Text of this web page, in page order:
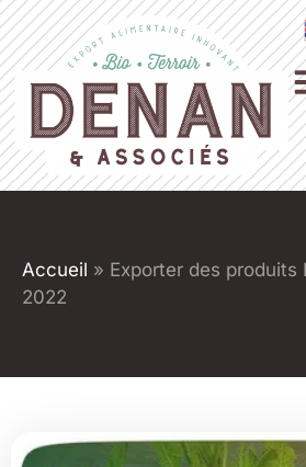
Accueil » Exporter des produits
2022